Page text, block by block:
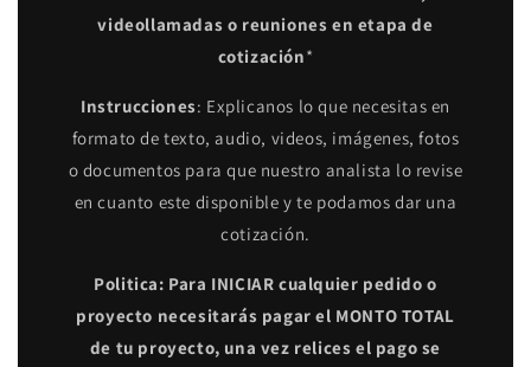
videollamadas o reuniones en etapa de
cotización*
Instrucciones: Explicanos lo que necesitas en
formato de texto, audio, videos, imágenes, fotos
o documentos para que nuestro analista lo revise
en cuanto este disponible y te podamos dar una
cotización.
Politica: Para INICIAR cualquier pedido o
proyecto necesitarás pagar el MONTO TOTAL
de tu proyecto, una vez relices el pago se